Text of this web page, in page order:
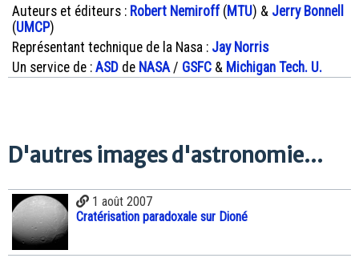
Auteurs et éditeurs : Robert Nemiroff(MTU) & Jerry Bonnell
(UMCP)
Représentant technique de la Nasa : Jay Norris
Un service de : ASD de NASA / GSFC & Michigan Tech. U.
D'autres images d'astronomie...
1 août 2007
Cratérisation paradoxale sur Dioné